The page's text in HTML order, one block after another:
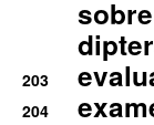
203
204